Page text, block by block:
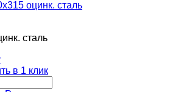
сталь
в 1 клик